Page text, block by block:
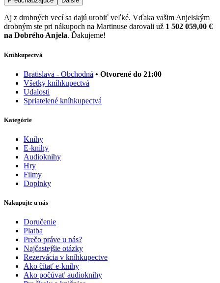
Aj z drobných vecí sa dajú urobiť veľké. Vďaka vašim Anjelským
drobným ste pri nákupoch na Martinuse darovali už 1 502 059,00 €
na Dobrého Anjela. Ďakujeme!
Kníhkupectvá
Bratislava - Obchodná • Otvorené do 21:00
Všetky kníhkupectvá
Udalosti
Spriatelené kníhkupectvá
Kategórie
Knihy
E-knihy
Audioknihy
Hry
Filmy
Doplnky
Nakupujte u nás
Doručenie
Platba
Prečo práve u nás?
Najčastejšie otázky
Rezervácia v kníhkupectve
Ako čítať e-knihy
Ako počúvať audioknihy